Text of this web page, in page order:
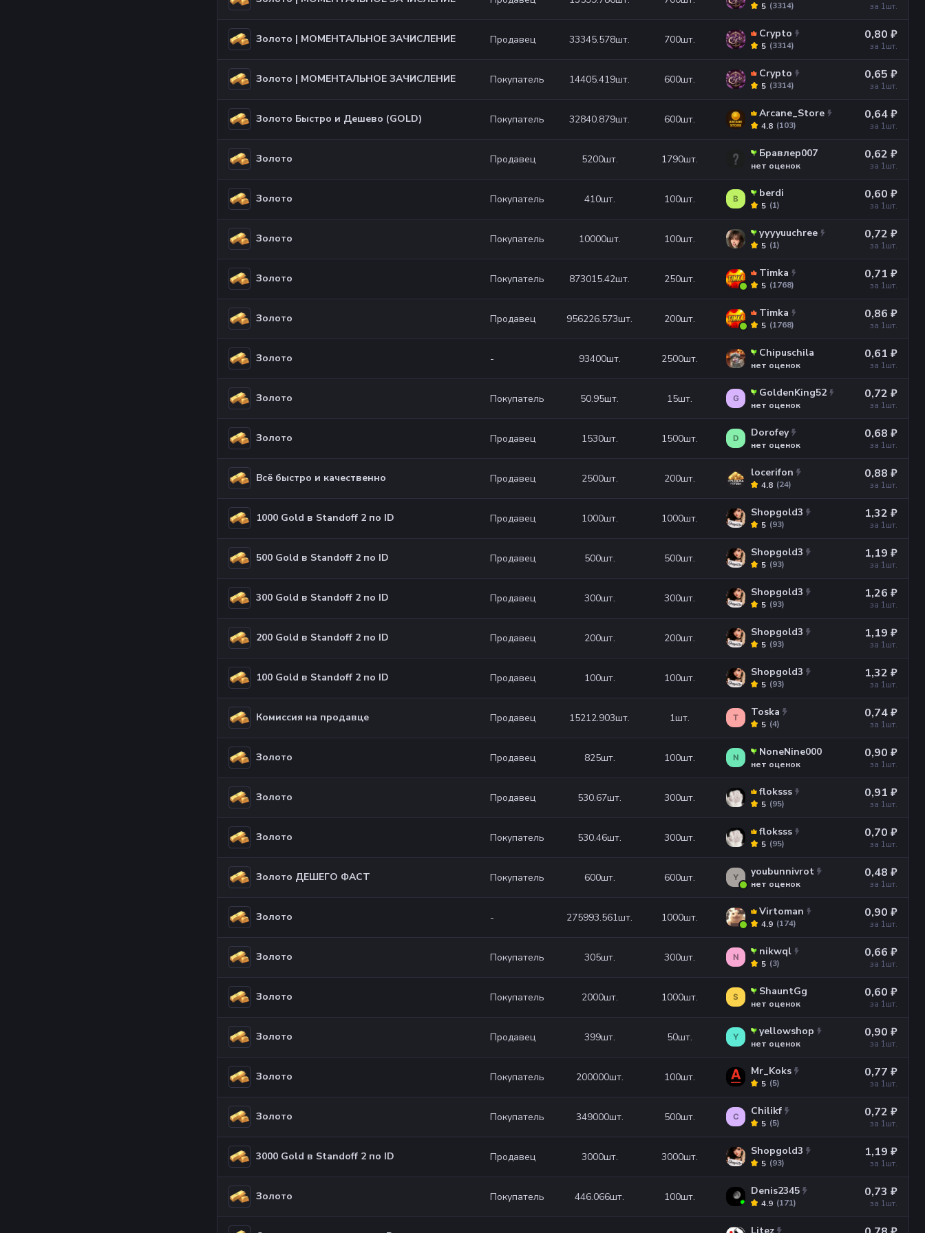
(3314)
5 за 1шт.
Золото | МОМЕНТАЛЬНОЕ ЗАЧИСЛЕНИЕ Продавец 33345.578шт. 700шт. Crypto
(3314)
5
0,80 ₽
за 1шт.
Золото | МОМЕНТАЛЬНОЕ ЗАЧИСЛЕНИЕ Покупатель 14405.419шт. 600шт. Crypto
(3314)
5
0,65 ₽
за 1шт.
Золото Быстро и Дешево (GOLD) Покупатель 32840.879шт. 600шт. Arcane_Store
(103)
4.8
0,64 ₽
за 1шт.
Золото Продавец 5200шт. 1790шт. Бравлер007
нет оценок
0,62 ₽
за 1шт.
Золото Покупатель 410шт. 100шт. B berdi
(1)
5
0,60 ₽
за 1шт.
Золото Покупатель 10000шт. 100шт. yyyyuuchree
(1)
5
0,72 ₽
за 1шт.
Золото Покупатель 873015.42шт. 250шт. Timka
(1768)
5
0,71 ₽
за 1шт.
Золото Продавец 956226.573шт. 200шт. Timka
(1768)
5
0,86 ₽
за 1шт.
Золото - 93400шт. 2500шт. Chipuschila
нет оценок
0,61 ₽
за 1шт.
Золото Покупатель 50.95шт. 15шт. G GoldenKing52
нет оценок
0,72 ₽
за 1шт.
Золото Продавец 1530шт. 1500шт. D Dorofey
нет оценок
0,68 ₽
за 1шт.
Всё быстро и качественно Продавец 2500шт. 200шт. locerifon
(24)
4.8
0,88 ₽
за 1шт.
1000 Gold в Standoff 2 по ID Продавец 1000шт. 1000шт. Shopgold3
(93)
5
1,32 ₽
за 1шт.
500 Gold в Standoff 2 по ID Продавец 500шт. 500шт. Shopgold3
(93)
5
1,19 ₽
за 1шт.
300 Gold в Standoff 2 по ID Продавец 300шт. 300шт. Shopgold3
(93)
5
1,26 ₽
за 1шт.
200 Gold в Standoff 2 по ID Продавец 200шт. 200шт. Shopgold3
(93)
5
1,19 ₽
за 1шт.
100 Gold в Standoff 2 по ID Продавец 100шт. 100шт. Shopgold3
(93)
5
1,32 ₽
за 1шт.
Комиссия на продавце Продавец 15212.903шт. 1шт. T Toska
(4)
5
0,74 ₽
за 1шт.
Золото Продавец 825шт. 100шт. N NoneNine000
нет оценок
0,90 ₽
за 1шт.
Золото Продавец 530.67шт. 300шт. floksss
(95)
5
0,91 ₽
за 1шт.
Золото Покупатель 530.46шт. 300шт. floksss
(95)
5
0,70 ₽
за 1шт.
Золото ДЕШЕГО ФАСТ Покупатель 600шт. 600шт. Y youbunnivrot
нет оценок
0,48 ₽
за 1шт.
Золото - 275993.561шт. 1000шт. Virtoman
(174)
4.9
0,90 ₽
за 1шт.
Золото Покупатель 305шт. 300шт. N nikwql
(3)
5
0,66 ₽
за 1шт.
Золото Покупатель 2000шт. 1000шт. S ShauntGg
нет оценок
0,60 ₽
за 1шт.
Золото Продавец 399шт. 50шт. Y yellowshop
нет оценок
0,90 ₽
за 1шт.
Золото Покупатель 200000шт. 100шт. Mr_Koks
(5)
5
0,77 ₽
за 1шт.
Золото Покупатель 349000шт. 500шт. C Chilikf
(5)
5
0,72 ₽
за 1шт.
3000 Gold в Standoff 2 по ID Продавец 3000шт. 3000шт. Shopgold3
(93)
5
1,19 ₽
за 1шт.
Золото Покупатель 446.066шт. 100шт. Denis2345
(171)
4.9
0,73 ₽
за 1шт.
Litez